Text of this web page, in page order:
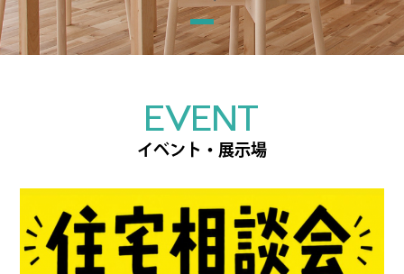
EVENT
イベント・展示場